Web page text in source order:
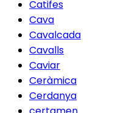
Catifes
Cava
Cavalcada
Cavalls
Caviar
Ceràmica
Cerdanya